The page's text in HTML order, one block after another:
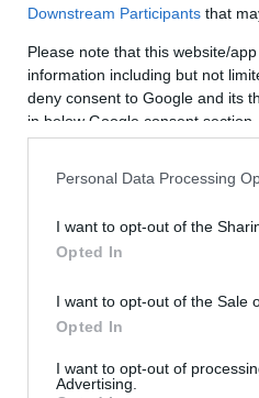
Downstream Participants that
Please note that this website/
information including but not
deny consent to Google and its
in below Google consent section.
Personal Data Processing
I want to opt-out of the
Opted In
I want to opt-out of the Sale
Opted In
I want to opt-out of
Advertising.
Tölts egy
Jönnek a
A számos